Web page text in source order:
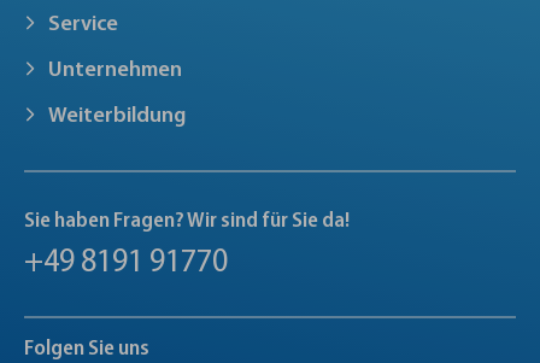
Service
Unternehmen
Weiterbildung
Sie haben Fragen? Wir sind für Sie da!
+49 8191 91770
Folgen Sie uns